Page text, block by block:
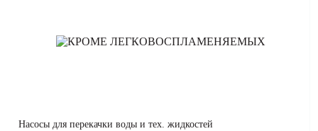
Насосы для перекачки воды и тех. жидкостей